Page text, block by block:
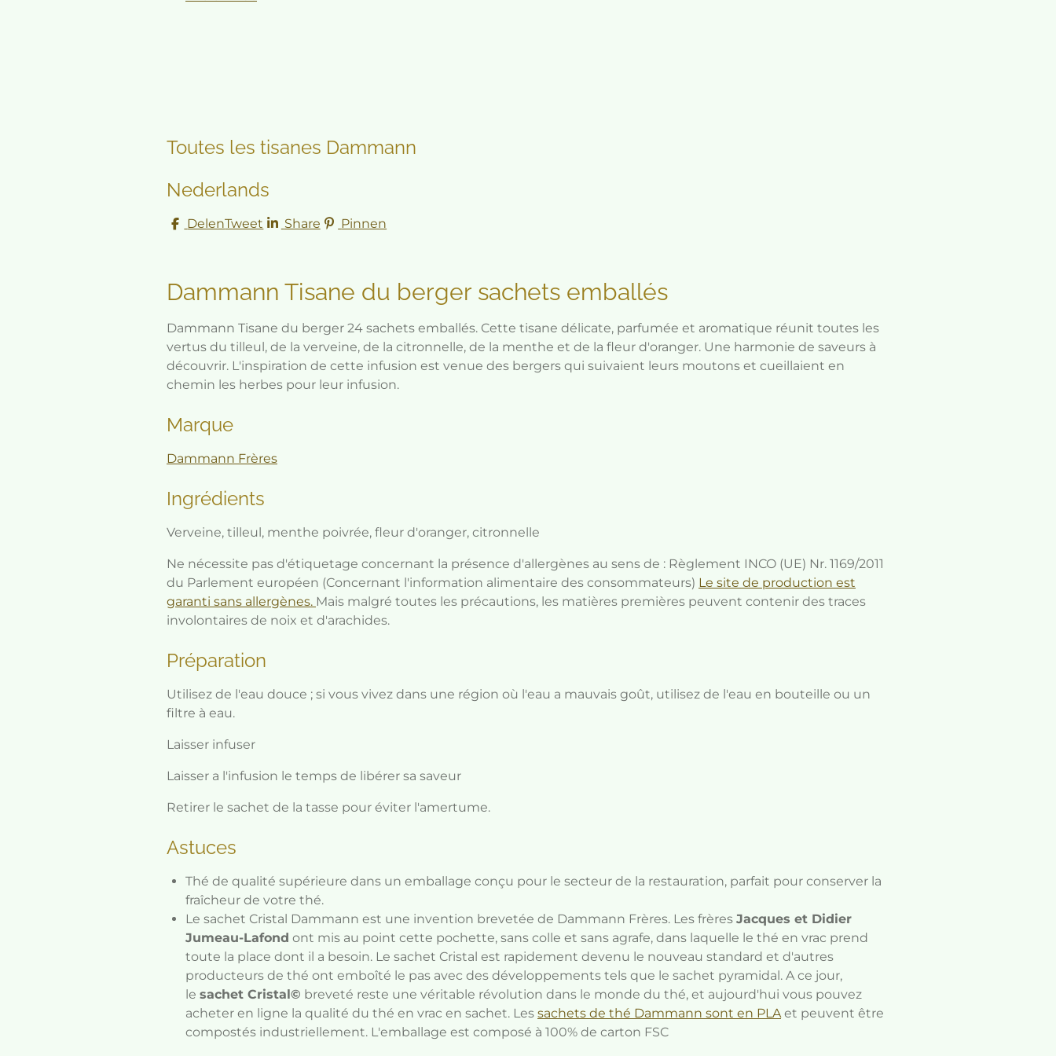
Toutes les tisanes Dammann
Nederlands
DelenTweet Share Pinnen
Dammann Tisane du berger sachets emballés
Dammann Tisane du berger 24 sachets emballés. Cette tisane délicate, parfumée et aromatique réunit toutes les
vertus du tilleul, de la verveine, de la citronnelle, de la menthe et de la fleur d'oranger. Une harmonie de saveurs à
découvrir. L'inspiration de cette infusion est venue des bergers qui suivaient leurs moutons et cueillaient en
chemin les herbes pour leur infusion.
Marque
Dammann Frères
Ingrédients
Verveine, tilleul, menthe poivrée, fleur d'oranger, citronnelle
Ne nécessite pas d'étiquetage concernant la présence d'allergènes au sens de : Règlement INCO (UE) Nr. 1169/2011
du Parlement européen (Concernant l'information alimentaire des consommateurs) Le site de production est
garanti sans allergènes. Mais malgré toutes les précautions, les matières premières peuvent contenir des traces
involontaires de noix et d'arachides.
Préparation
Utilisez de l'eau douce ; si vous vivez dans une région où l'eau a mauvais goût, utilisez de l'eau en bouteille ou un
filtre à eau.
Laisser infuser
Laisser a l'infusion le temps de libérer sa saveur
Retirer le sachet de la tasse pour éviter l'amertume.
Astuces
Thé de qualité supérieure dans un emballage conçu pour le secteur de la restauration, parfait pour conserver la
fraîcheur de votre thé.
Le sachet Cristal Dammann est une invention brevetée de Dammann Frères. Les frères Jacques et Didier
Jumeau-Lafond ont mis au point cette pochette, sans colle et sans agrafe, dans laquelle le thé en vrac prend
toute la place dont il a besoin. Le sachet Cristal est rapidement devenu le nouveau standard et d'autres
producteurs de thé ont emboîté le pas avec des développements tels que le sachet pyramidal. A ce jour,
le sachet Cristal© breveté reste une véritable révolution dans le monde du thé, et aujourd'hui vous pouvez
acheter en ligne la qualité du thé en vrac en sachet. Les sachets de thé Dammann sont en PLA et peuvent être
compostés industriellement. L'emballage est composé à 100% de carton FSC